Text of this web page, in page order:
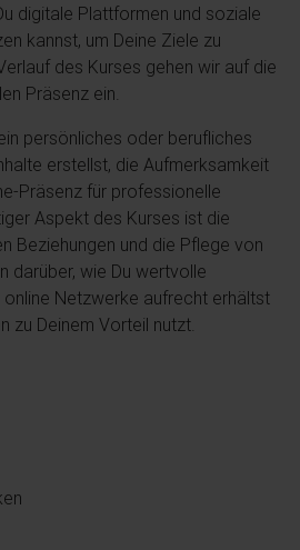
digitale Plattformen und soziale
kannst, um Deine Ziele zu
des Kurses gehen wir auf die
Präsenz ein.
persönliches oder berufliches
erstellst, die Aufmerksamkeit
Präsenz für professionelle
Aspekt des Kurses ist die
Beziehungen und die Pflege von
darüber, wie Du wertvolle
Netzwerke aufrecht erhältst
zu Deinem Vorteil nutzt.